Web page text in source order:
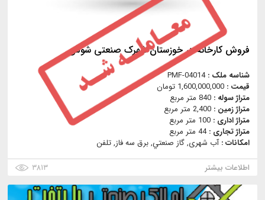
فروش کارخانه در خوزستان شهرک صنعتی شوش
شناسه ملک :PMF-04014
قیمت : 1,600,000,000 تومان
متراژ سوله : 840 متر مربع
متراژ زمین : 2,400 متر مربع
متراژ اداری : 100 متر مربع
متراژ تجاری :44 متر مربع
امکانات :آب شهری, گاز صنعتي, برق سه فاز, تلفن
اطلاعات بیشتر
۳۸۱۳